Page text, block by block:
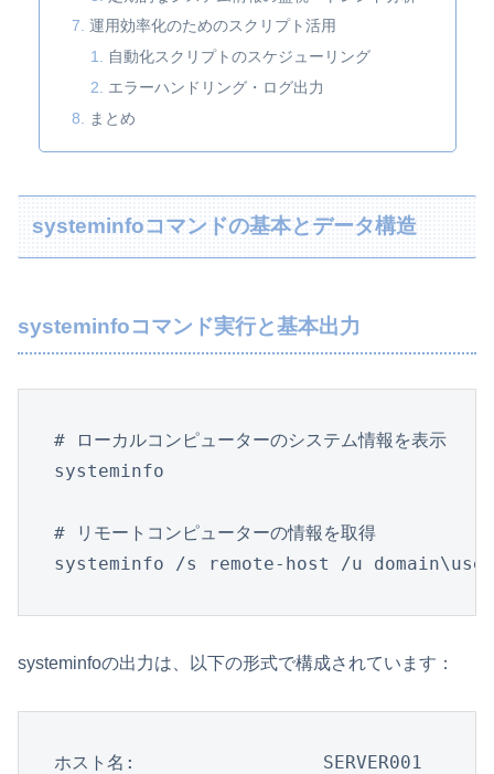
運用効率化のためのスクリプト活用
自動化スクリプトのスケジューリング
エラーハンドリング・ログ出力
まとめ
systeminfoコマンドの基本とデータ構造
systeminfoコマンド実行と基本出力
# ローカルコンピューターのシステム情報を表示
systeminfo
# リモートコンピューターの情報を取得
systeminfo /s remote-host /u
systeminfoの出力は、以下の形式で構成されています：
ホスト名:                 SERVER001